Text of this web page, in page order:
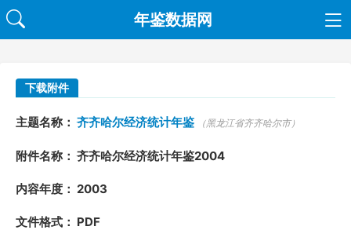
年鉴数据网
下载附件
主题名称：齐齐哈尔经济统计年鉴 （黑龙江省齐齐哈尔市）
附件名称： 齐齐哈尔经济统计年鉴2004
内容年度： 2003
文件格式： PDF